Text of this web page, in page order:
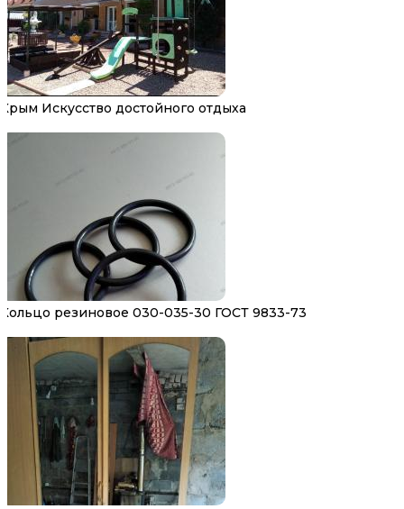
Крым Искусство достойного отдыха
Кольцо резиновое 030-035-30 ГОСТ 9833-73